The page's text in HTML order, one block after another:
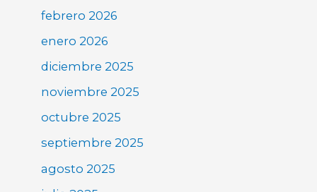
febrero 2026
enero 2026
diciembre 2025
noviembre 2025
octubre 2025
septiembre 2025
agosto 2025